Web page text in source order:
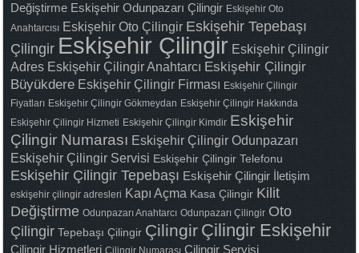
Değiştirme Eskişehir Odunpazarı Çilingir Eskişehir Oto
Anahtarcısı Eskişehir Oto Çilingir Eskişehir Tepebaşı
Çilingir Eskişehir Çilingir Eskişehir Çilingir
Adres Eskişehir Çilingir Anahtarcı Eskişehir Çilingir
Büyükdere Eskişehir Çilingir Firması Eskişehir Çilingir
Fiyatları Eskişehir Çilingir Gökmeydan Eskişehir Çilingir Hakkında
Eskişehir Çilingir Hizmeti Eskişehir Çilingir Kimdir Eskişehir
Çilingir Numarası Eskişehir Çilingir Odunpazarı
Eskişehir Çilingir Servisi Eskişehir Çilingir Telefonu
Eskişehir Çilingir Tepebaşı Eskişehir Çilingir İletişim
eskişehir çilingir adresleri Kapı Açma Kasa Çilingir Kilit
Değiştirme Odunpazarı Anahtarcı Odunpazarı Çilingir Oto
Çilingir Tepebaşı Çilingir Çilingir Çilingir Eskişehir
Çilingir Hizmetleri Çilingir Numarası Çilingir Servisi